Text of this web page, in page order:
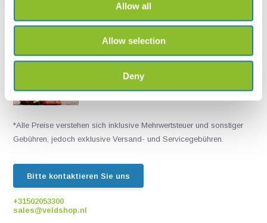
Allow all
Allow selection
Deny
Live chat
Chatten Sie mit einem unserer Mitarbeiter
*Alle Preise verstehen sich inklusive Mehrwertsteuer und sonstiger
Gebühren, jedoch exklusive Versand- und Servicegebühren.
Bitte kontaktieren Sie uns
+31502053300
sales@veldshop.nl